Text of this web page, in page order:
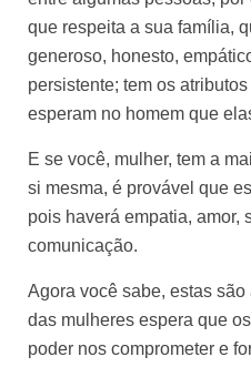
que respeita a sua família,
generoso, honesto,
persistente; tem os
esperam no homem que
E se você, mulher, tem a
si mesma, é provável que
pois haverá empatia, amor,
comunicação.
Agora você sabe, estas
das mulheres espera que
poder nos comprometer e